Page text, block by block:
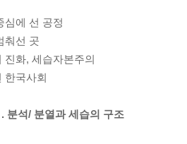
심에 선 공정
춰선 곳
진화, 세습자본주의
한국사회
석/ 분열과 세습의 구조